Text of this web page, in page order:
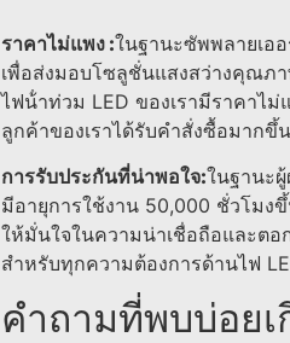
ราคาไม่แพง :ในฐานะซัพพลายเอ
เพื่อส่งมอบโซลูชั่นแสงสว่างคุณภ
ไฟน้ําท่วม LED ของเรามีราคาไ
ลูกค้าของเราได้รับคําสั่งซื้อมากขึ้
การรับประกันที่น่าพอใจ:ในฐานะ
มีอายุการใช้งาน 50,000 ชั่วโมง
ให้มั่นใจในความน่าเชื่อถือและต
สําหรับทุกความต้องการด้านไฟ
คําถามที่พบบ่อย